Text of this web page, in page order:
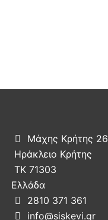

Μάχης Κρήτης 26
Ηράκλειο Κρήτης
ΤΚ 71303
Ελλάδα
 2810 371 361
 info@siskevi.gr